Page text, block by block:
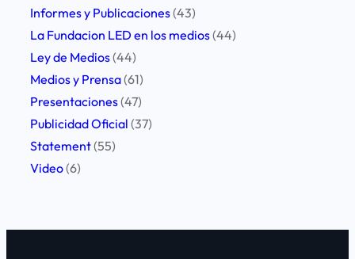
Informes y Publicaciones(43)
La Fundacion LED en los medios(44)
Ley de Medios(44)
Medios y Prensa(61)
Presentaciones(47)
Publicidad Oficial (37)
Statement(55)
Video(6)